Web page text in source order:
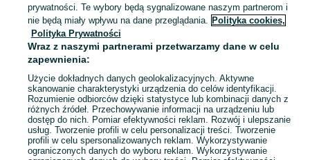
Mapa kategorii
Mapa miejscowości
Mapa ministron
Popularne wyszukiwania
prywatności. Te wybory będą sygnalizowane naszym partnerom i
nie będą miały wpływu na dane przeglądania. Polityka cookies,
Polityka Prywatności
Wraz z naszymi partnerami przetwarzamy dane w celu
zapewnienia:
Użycie dokładnych danych geolokalizacyjnych. Aktywne
skanowanie charakterystyki urządzenia do celów identyfikacji.
Rozumienie odbiorców dzięki statystyce lub kombinacji danych z
różnych źródeł. Przechowywanie informacji na urządzeniu lub
dostęp do nich. Pomiar efektywności reklam. Rozwój i ulepszanie
usług. Tworzenie profili w celu personalizacji treści. Tworzenie
profili w celu spersonalizowanych reklam. Wykorzystywanie
ograniczonych danych do wyboru reklam. Wykorzystywanie